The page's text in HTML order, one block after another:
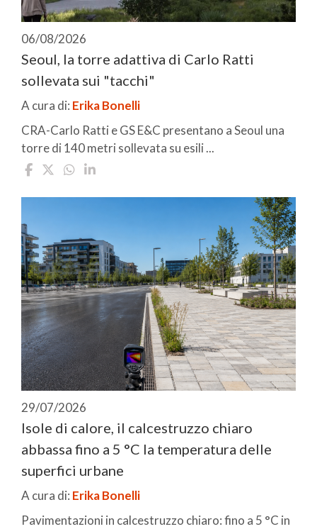
06/08/2026
Seoul, la torre adattiva di Carlo Ratti
sollevata sui "tacchi"
A cura di: Erika Bonelli
CRA-Carlo Ratti e GS E&C presentano a Seoul una
torre di 140 metri sollevata su esili ...
29/07/2026
Isole di calore, il calcestruzzo chiaro
abbassa fino a 5 °C la temperatura delle
superfici urbane
A cura di: Erika Bonelli
Pavimentazioni in calcestruzzo chiaro: fino a 5 °C in